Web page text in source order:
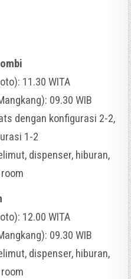
11.30 WITA
09.30 WIB
dengan konfigurasi 2-2,
1-2
dispenser, hiburan,
12.00 WITA
09.30 WIB
dispenser, hiburan,